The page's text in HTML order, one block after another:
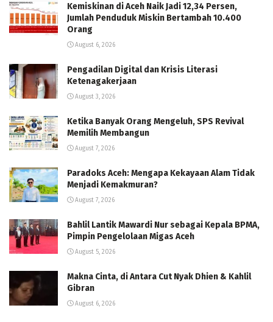
Kemiskinan di Aceh Naik Jadi 12,34 Persen,
Jumlah Penduduk Miskin Bertambah 10.400
Orang
August 6, 2026
Pengadilan Digital dan Krisis Literasi
Ketenagakerjaan
August 3, 2026
Ketika Banyak Orang Mengeluh, SPS Revival
Memilih Membangun
August 7, 2026
Paradoks Aceh: Mengapa Kekayaan Alam Tidak
Menjadi Kemakmuran?
August 7, 2026
Bahlil Lantik Mawardi Nur sebagai Kepala BPMA,
Pimpin Pengelolaan Migas Aceh
August 5, 2026
Makna Cinta, di Antara Cut Nyak Dhien & Kahlil
Gibran
August 6, 2026